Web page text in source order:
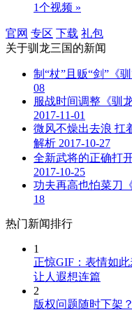
1个视频 »
官网 专区 下载 礼包
关于驯龙三国的新闻
制“杖”且贩“剑”《
08
服战时间调整《驯
2017-11-01
微风不燥出去浪 扛
解析 2017-10-27
全新武将的正确打
2017-10-25
功夫再高也怕菜刀
18
热门新闻排行
1
正惊GIF：表情如
让人遐想连篇
2
版权问题随时下架